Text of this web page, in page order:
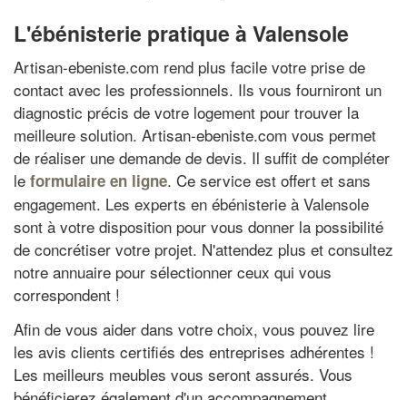
L'ébénisterie pratique à Valensole
Artisan-ebeniste.com rend plus facile votre prise de
contact avec les professionnels. Ils vous fourniront un
diagnostic précis de votre logement pour trouver la
meilleure solution. Artisan-ebeniste.com vous permet
de réaliser une demande de devis. Il suffit de compléter
le formulaire en ligne. Ce service est offert et sans
engagement. Les experts en ébénisterie à Valensole
sont à votre disposition pour vous donner la possibilité
de concrétiser votre projet. N'attendez plus et consultez
notre annuaire pour sélectionner ceux qui vous
correspondent !
Afin de vous aider dans votre choix, vous pouvez lire
les avis clients certifiés des entreprises adhérentes !
Les meilleurs meubles vous seront assurés. Vous